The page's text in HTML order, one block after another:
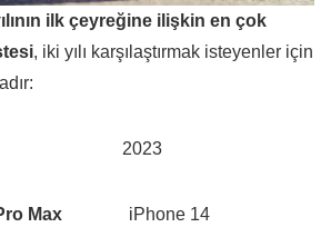
ilk çeyreğine ilişkin en çok
, iki yılı karşılaştırmak isteyenler için
2023
Max iPhone 14